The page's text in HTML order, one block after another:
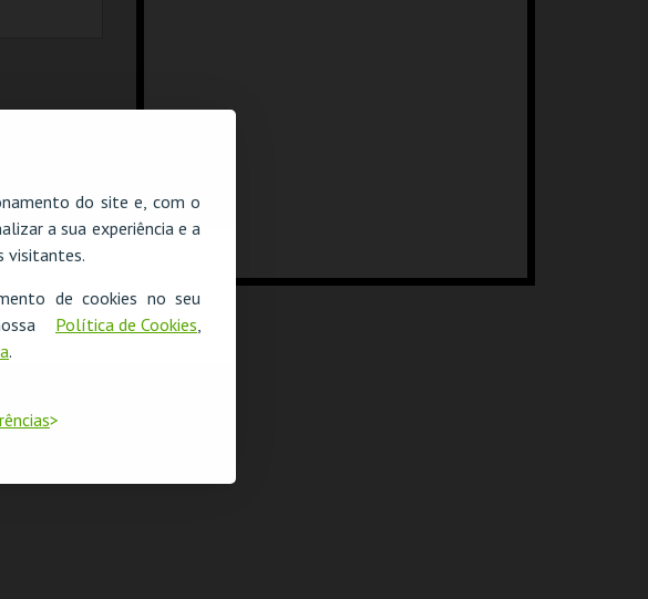
do site e, com o
a sua experiência e a
visitantes.
de cookies no seu
Política de Cookies
.